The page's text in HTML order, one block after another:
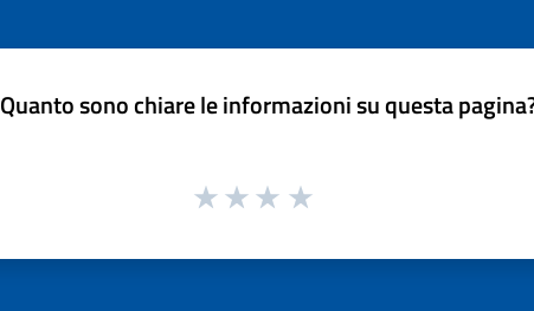
Quanto sono chiare le informazioni su questa